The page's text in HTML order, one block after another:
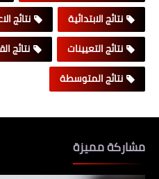
نتائج الابتدائية
نتائج
نتائج التعيينات
نتائج
نتائج المتوسطة
مشاركة مميزة